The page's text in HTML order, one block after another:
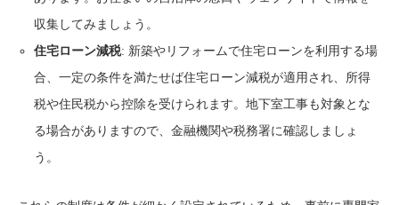
収集してみましょう。
住宅ローン減税: 新築やリフォームで住宅ローンを利用する場
合、一定の条件を満たせば住宅ローン減税が適用され、所得
税や住民税から控除を受けられます。地下室工事も対象とな
る場合がありますので、金融機関や税務署に確認しましょ
う。